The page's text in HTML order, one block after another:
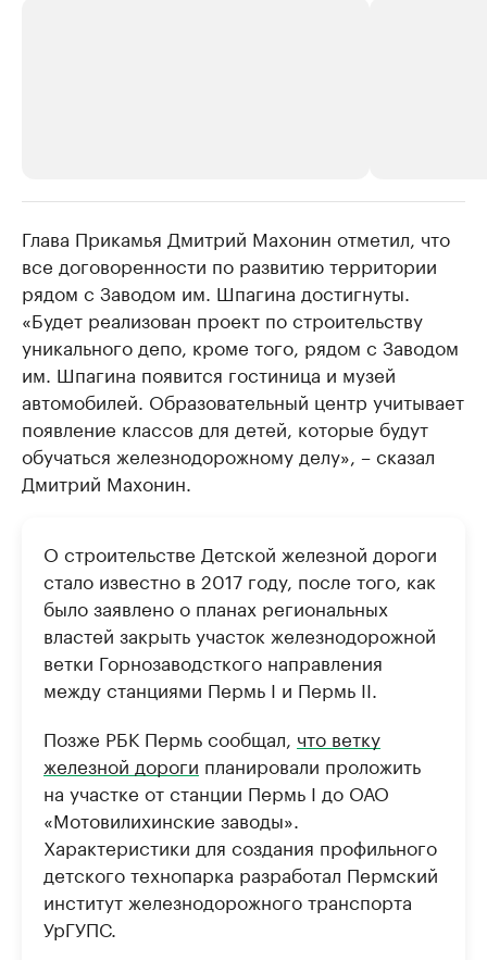
Крупнейшие производители и
продавцы медийной продукции
Ознакомьтесь с информацией в каталоге
Страховые
Посмотрите в
Глава Прикамья Дмитрий Махонин отметил, что
все договоренности по развитию территории
рядом с Заводом им. Шпагина достигнуты.
«Будет реализован проект по строительству
уникального депо, кроме того, рядом с Заводом
им. Шпагина появится гостиница и музей
автомобилей. Образовательный центр учитывает
появление классов для детей, которые будут
обучаться железнодорожному делу», – сказал
Дмитрий Махонин.
О строительстве Детской железной дороги
стало известно в 2017 году, после того, как
было заявлено о планах региональных
властей закрыть участок железнодорожной
ветки Горнозаводсткого направления
между станциями Пермь I и Пермь II.
Позже РБК Пермь сообщал, что ветку
железной дороги планировали проложить
на участке от станции Пермь I до ОАО
«Мотовилихинские заводы».
Характеристики для создания профильного
детского технопарка разработал Пермский
институт железнодорожного транспорта
УрГУПС.